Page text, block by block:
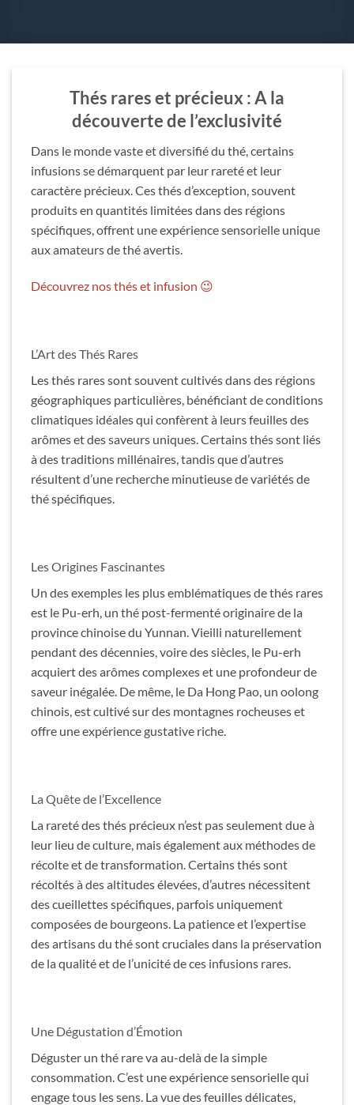
Thés rares et précieux : A la
découverte de l’exclusivité
Dans le monde vaste et diversifié du thé, certains
infusions se démarquent par leur rareté et leur
caractère précieux. Ces thés d’exception, souvent
produits en quantités limitées dans des régions
spécifiques, offrent une expérience sensorielle unique
aux amateurs de thé avertis.
Découvrez nos thés et infusion 😉
L’Art des Thés Rares
Les thés rares sont souvent cultivés dans des régions
géographiques particulières, bénéficiant de conditions
climatiques idéales qui confèrent à leurs feuilles des
arômes et des saveurs uniques. Certains thés sont liés
à des traditions millénaires, tandis que d’autres
résultent d’une recherche minutieuse de variétés de
thé spécifiques.
Les Origines Fascinantes
Un des exemples les plus emblématiques de thés rares
est le Pu-erh, un thé post-fermenté originaire de la
province chinoise du Yunnan. Vieilli naturellement
pendant des décennies, voire des siècles, le Pu-erh
acquiert des arômes complexes et une profondeur de
saveur inégalée. De même, le Da Hong Pao, un oolong
chinois, est cultivé sur des montagnes rocheuses et
offre une expérience gustative riche.
La Quête de l’Excellence
La rareté des thés précieux n’est pas seulement due à
leur lieu de culture, mais également aux méthodes de
récolte et de transformation. Certains thés sont
récoltés à des altitudes élevées, d’autres nécessitent
des cueillettes spécifiques, parfois uniquement
composées de bourgeons. La patience et l’expertise
des artisans du thé sont cruciales dans la préservation
de la qualité et de l’unicité de ces infusions rares.
Une Dégustation d’Émotion
Déguster un thé rare va au-delà de la simple
consommation. C’est une expérience sensorielle qui
engage tous les sens. La vue des feuilles délicates,